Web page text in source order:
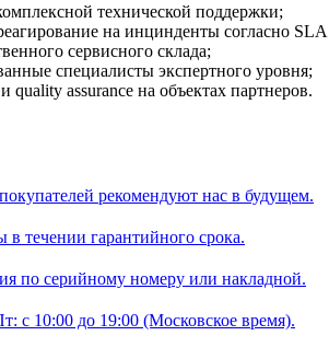
технической поддержки;
на инцинденты согласно
сервисного склада;
специалисты экспертного уровня;
quality assurance на объектах партнеров.
рекомендуют нас в будущем.
течении гарантийного срока.
по серийному номеру или накладной.
с 10:00 до 19:00 (Московское время).